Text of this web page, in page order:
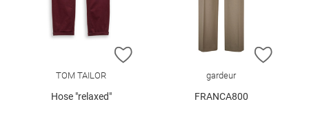
ZUR WUNSCHLISTE HINZUFÜGEN
TOM TAILOR
Hose "relaxed"
ZUR
gardeur
FRANCA800